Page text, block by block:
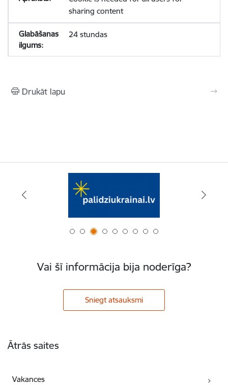
sharing content
24 stundas
Drukāt lapu
Vai šī informācija bija noderīga?
Sniegt atsauksmi
Ātrās saites
Vakances